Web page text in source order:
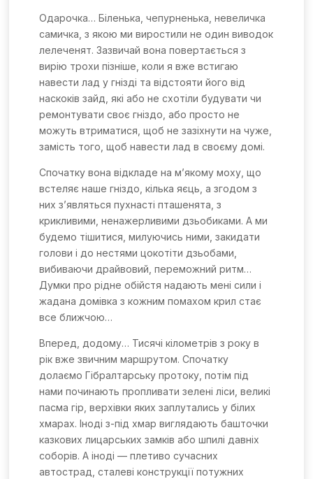
Одарочка… Біленька, чепурненька, невеличка
самичка, з якою ми виростили не один виводок
лелеченят. Зазвичай вона повертається з
вирію трохи пізніше, коли я вже встигаю
навести лад у гнізді та відстояти його від
наскоків зайд, які або не схотіли будувати чи
ремонтувати своє гніздо, або просто не
можуть втриматися, щоб не зазіхнути на чуже,
замість того, щоб навести лад в своєму домі.
Спочатку вона відкладе на м’якому моху, що
встеляє наше гніздо, кілька яєць, а згодом з
них з’являться пухнасті пташенята, з
крикливими, ненажерливими дзьобиками. А ми
будемо тішитися, милуючись ними, закидати
голови і до нестями цокотіти дзьобами,
вибиваючи драйвовий, переможний ритм…
Думки про рідне обійстя надають мені сили і
жадана домівка з кожним помахом крил стає
все ближчою…
Вперед, додому… Тисячі кілометрів з року в
рік вже звичним маршрутом. Спочатку
долаємо Гібралтарську протоку, потім під
нами починають пропливати зелені ліси, великі
пасма гір, верхівки яких заплутались у білих
хмарах. Іноді з-під хмар виглядають башточки
казкових лицарських замків або шпилі давніх
соборів. А іноді —плетиво сучасних
автострад, сталеві конструкції потужних